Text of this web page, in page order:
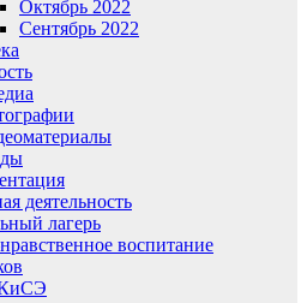
Октябрь 2022
Сентябрь 2022
деятельность
лагерь
воспитание